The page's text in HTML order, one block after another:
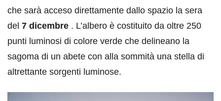
che sarà acceso direttamente dallo spazio la sera
del 7 dicembre . L’albero è costituito da oltre 250
punti luminosi di colore verde che delineano la
sagoma di un abete con alla sommità una stella di
altrettante sorgenti luminose.